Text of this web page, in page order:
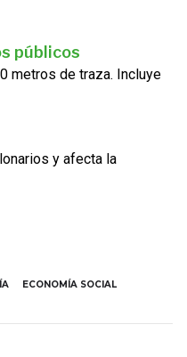
públicos
metros de traza. Incluye
y afecta la
ECONOMÍA SOCIAL